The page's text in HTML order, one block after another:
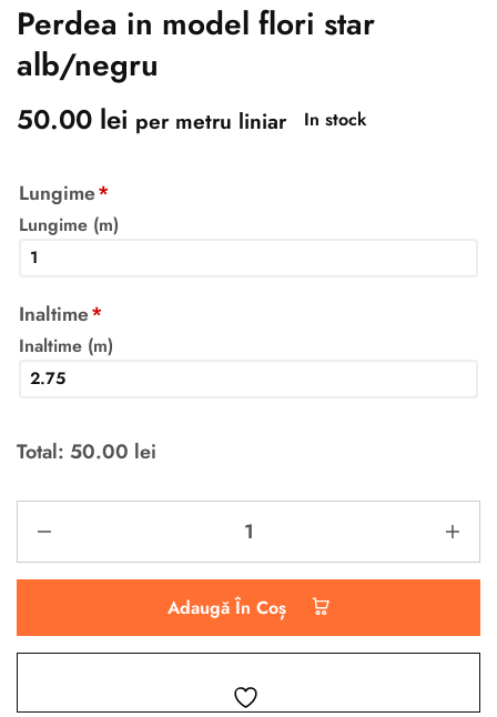
Perdea in model flori star
alb/negru
50.00 lei per metru liniar In stock
Lungime*
Lungime (m)
Inaltime*
Inaltime (m)
Total: 50.00 lei
Adaugă În Coș